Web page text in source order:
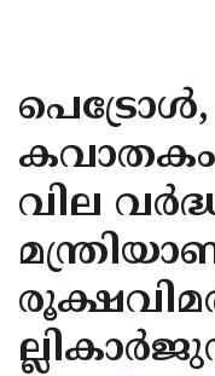
KANNUR
KASARAGOD
വില